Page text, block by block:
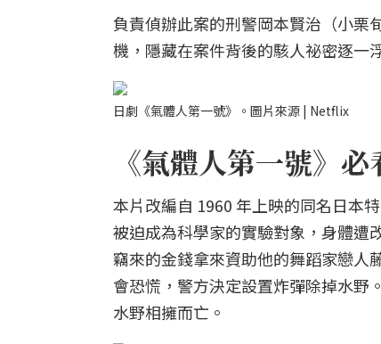
負責偵辦此案的刑警岡本賢治（小栗
機，隱藏在案件背後的駭人祕密逐一
日劇《氣體人第一號》。圖片來源 | Netflix
《氣體人第一號》
本片改編自 1960 年上映的同名日本
被迫成為科學家的實驗對象，身體遭
竊來的金錢拿來資助他的舞蹈家戀人
會恐慌，警方決定設置炸彈除掉水野
水野相擁而亡。